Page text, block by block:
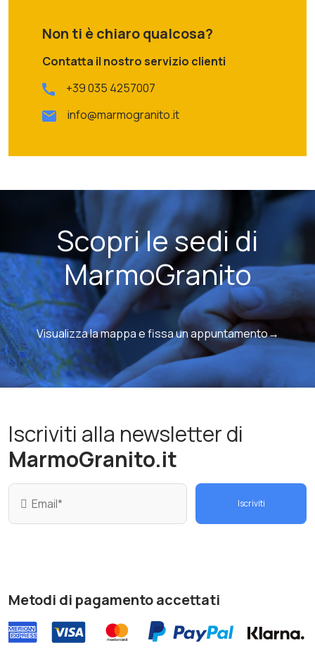
Non ti è chiaro qualcosa?
Contatta il nostro servizio clienti
+39 035 4257007
info@marmogranito.it
Scopri le sedi di
MarmoGranito
Visualizza la mappa e fissa un appuntamento→
Iscriviti alla newsletter di
MarmoGranito.it
Iscriviti
Metodi di pagamento accettati